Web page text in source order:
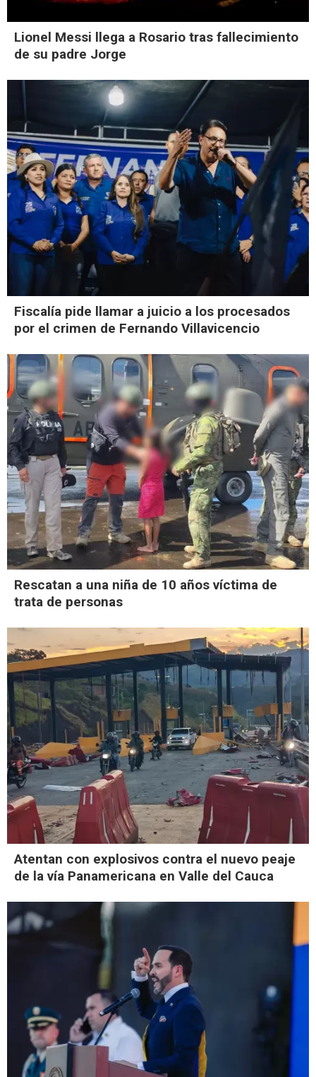
Lionel Messi llega a Rosario tras fallecimiento
de su padre Jorge
Fiscalía pide llamar a juicio a los procesados
por el crimen de Fernando Villavicencio
Rescatan a una niña de 10 años víctima de
trata de personas
Atentan con explosivos contra el nuevo peaje
de la vía Panamericana en Valle del Cauca